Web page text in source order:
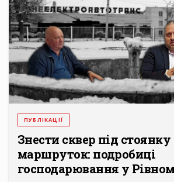
ПУБЛІКАЦІЇ
Знести сквер під
маршруток: подробиці
господарювання у